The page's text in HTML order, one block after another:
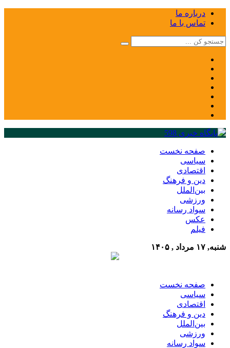
درباره ما
تماس با ما
صفحه نخست
سیاسی
اقتصادی
دین و فرهنگ
بین‌الملل
ورزشی
سواد رسانه
عکس
فیلم
شنبه, ۱۷ مرداد , ۱۴۰۵
صفحه نخست
سیاسی
اقتصادی
دین و فرهنگ
بین‌الملل
ورزشی
سواد رسانه